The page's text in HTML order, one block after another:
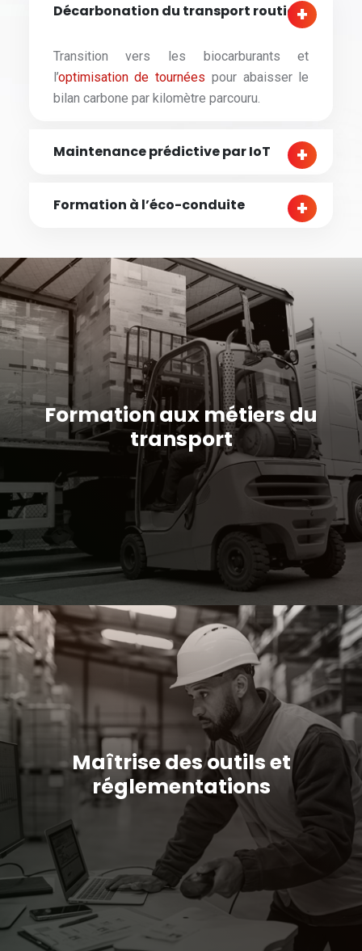
Décarbonation du transport routier
Transition vers les biocarburants et
l’optimisation de tournées pour abaisser le
bilan carbone par kilomètre parcouru.
Maintenance prédictive par IoT
Formation à l’éco-conduite
Formation aux métiers du
transport
Maîtrise des outils et
réglementations